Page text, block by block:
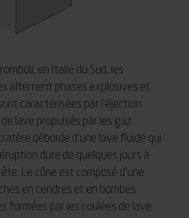
en Italie du Sud, les
alternent phases explosives et
caractérisées par l’éjection
lave propulsés par les gaz
déborde d’une lave fluide qui
dure de quelques jours à
Le cône est composé d’une
en cendres et en bombes
formées par les coulées de lave